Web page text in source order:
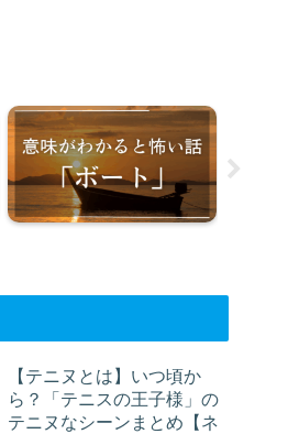
【テニヌとは】いつ頃か
ら？「テニスの王子様」の
テニヌなシーンまとめ【ネ